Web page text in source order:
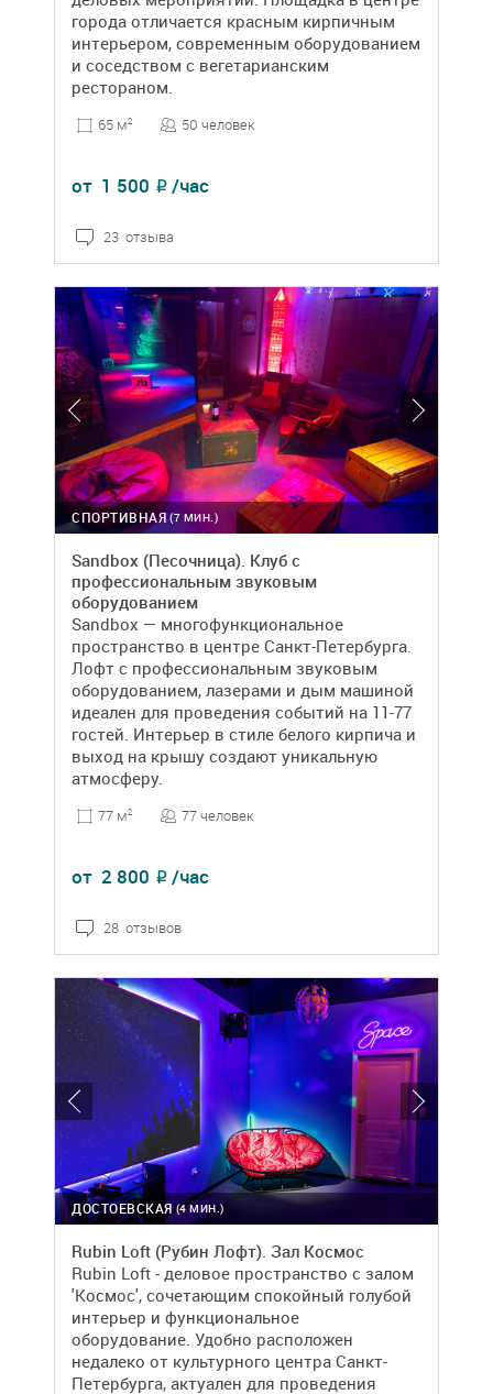
города отличается красным кирпичным
интерьером, современным оборудованием
и соседством с вегетарианским
рестораном.
65 м2 50 человек
от 1 500 ₽ /час
23 отзыва
(7 МИН.)
СПОРТИВНАЯ
Sandbox (Песочница). Клуб с
профессиональным звуковым
оборудованием
Sandbox — многофункциональное
пространство в центре Санкт-Петербурга.
Лофт с профессиональным звуковым
оборудованием, лазерами и дым машиной
идеален для проведения событий на 11-77
гостей. Интерьер в стиле белого кирпича и
выход на крышу создают уникальную
атмосферу.
77 м2 77 человек
от 2 800 ₽ /час
28 отзывов
(4 МИН.)
ДОСТОЕВСКАЯ
Rubin Loft (Рубин Лофт). Зал Космос
Rubin Loft - деловое пространство с залом
'Космос', сочетающим спокойный голубой
интерьер и функциональное
оборудование. Удобно расположен
недалеко от культурного центра Санкт-
Петербурга, актуален для проведения